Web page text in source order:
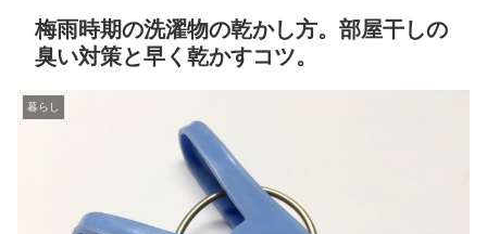
梅雨時期の洗濯物の乾かし方。部屋干しの
臭い対策と早く乾かすコツ。
暮らし